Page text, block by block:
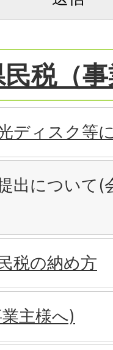
税（
ディスク等
出について(
税の納め方
主様へ)